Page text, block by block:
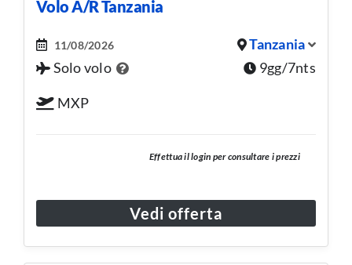
Volo A/R Tanzania
11/08/2026
Tanzania
Solo volo
9gg/7nts
MXP
Effettua il login per consultare i prezzi
Vedi offerta